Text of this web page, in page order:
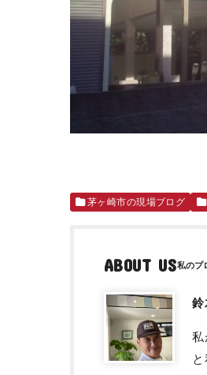
茅ヶ崎市の現場ブログ
ABOUT US
鈴
私